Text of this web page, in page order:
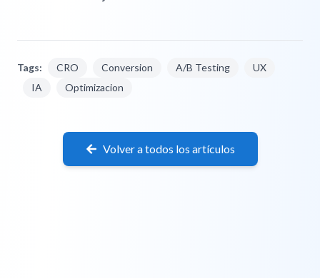
Tags: CRO Conversion A/B Testing
UX
IA
Optimizacion
Volver a todos los artículos